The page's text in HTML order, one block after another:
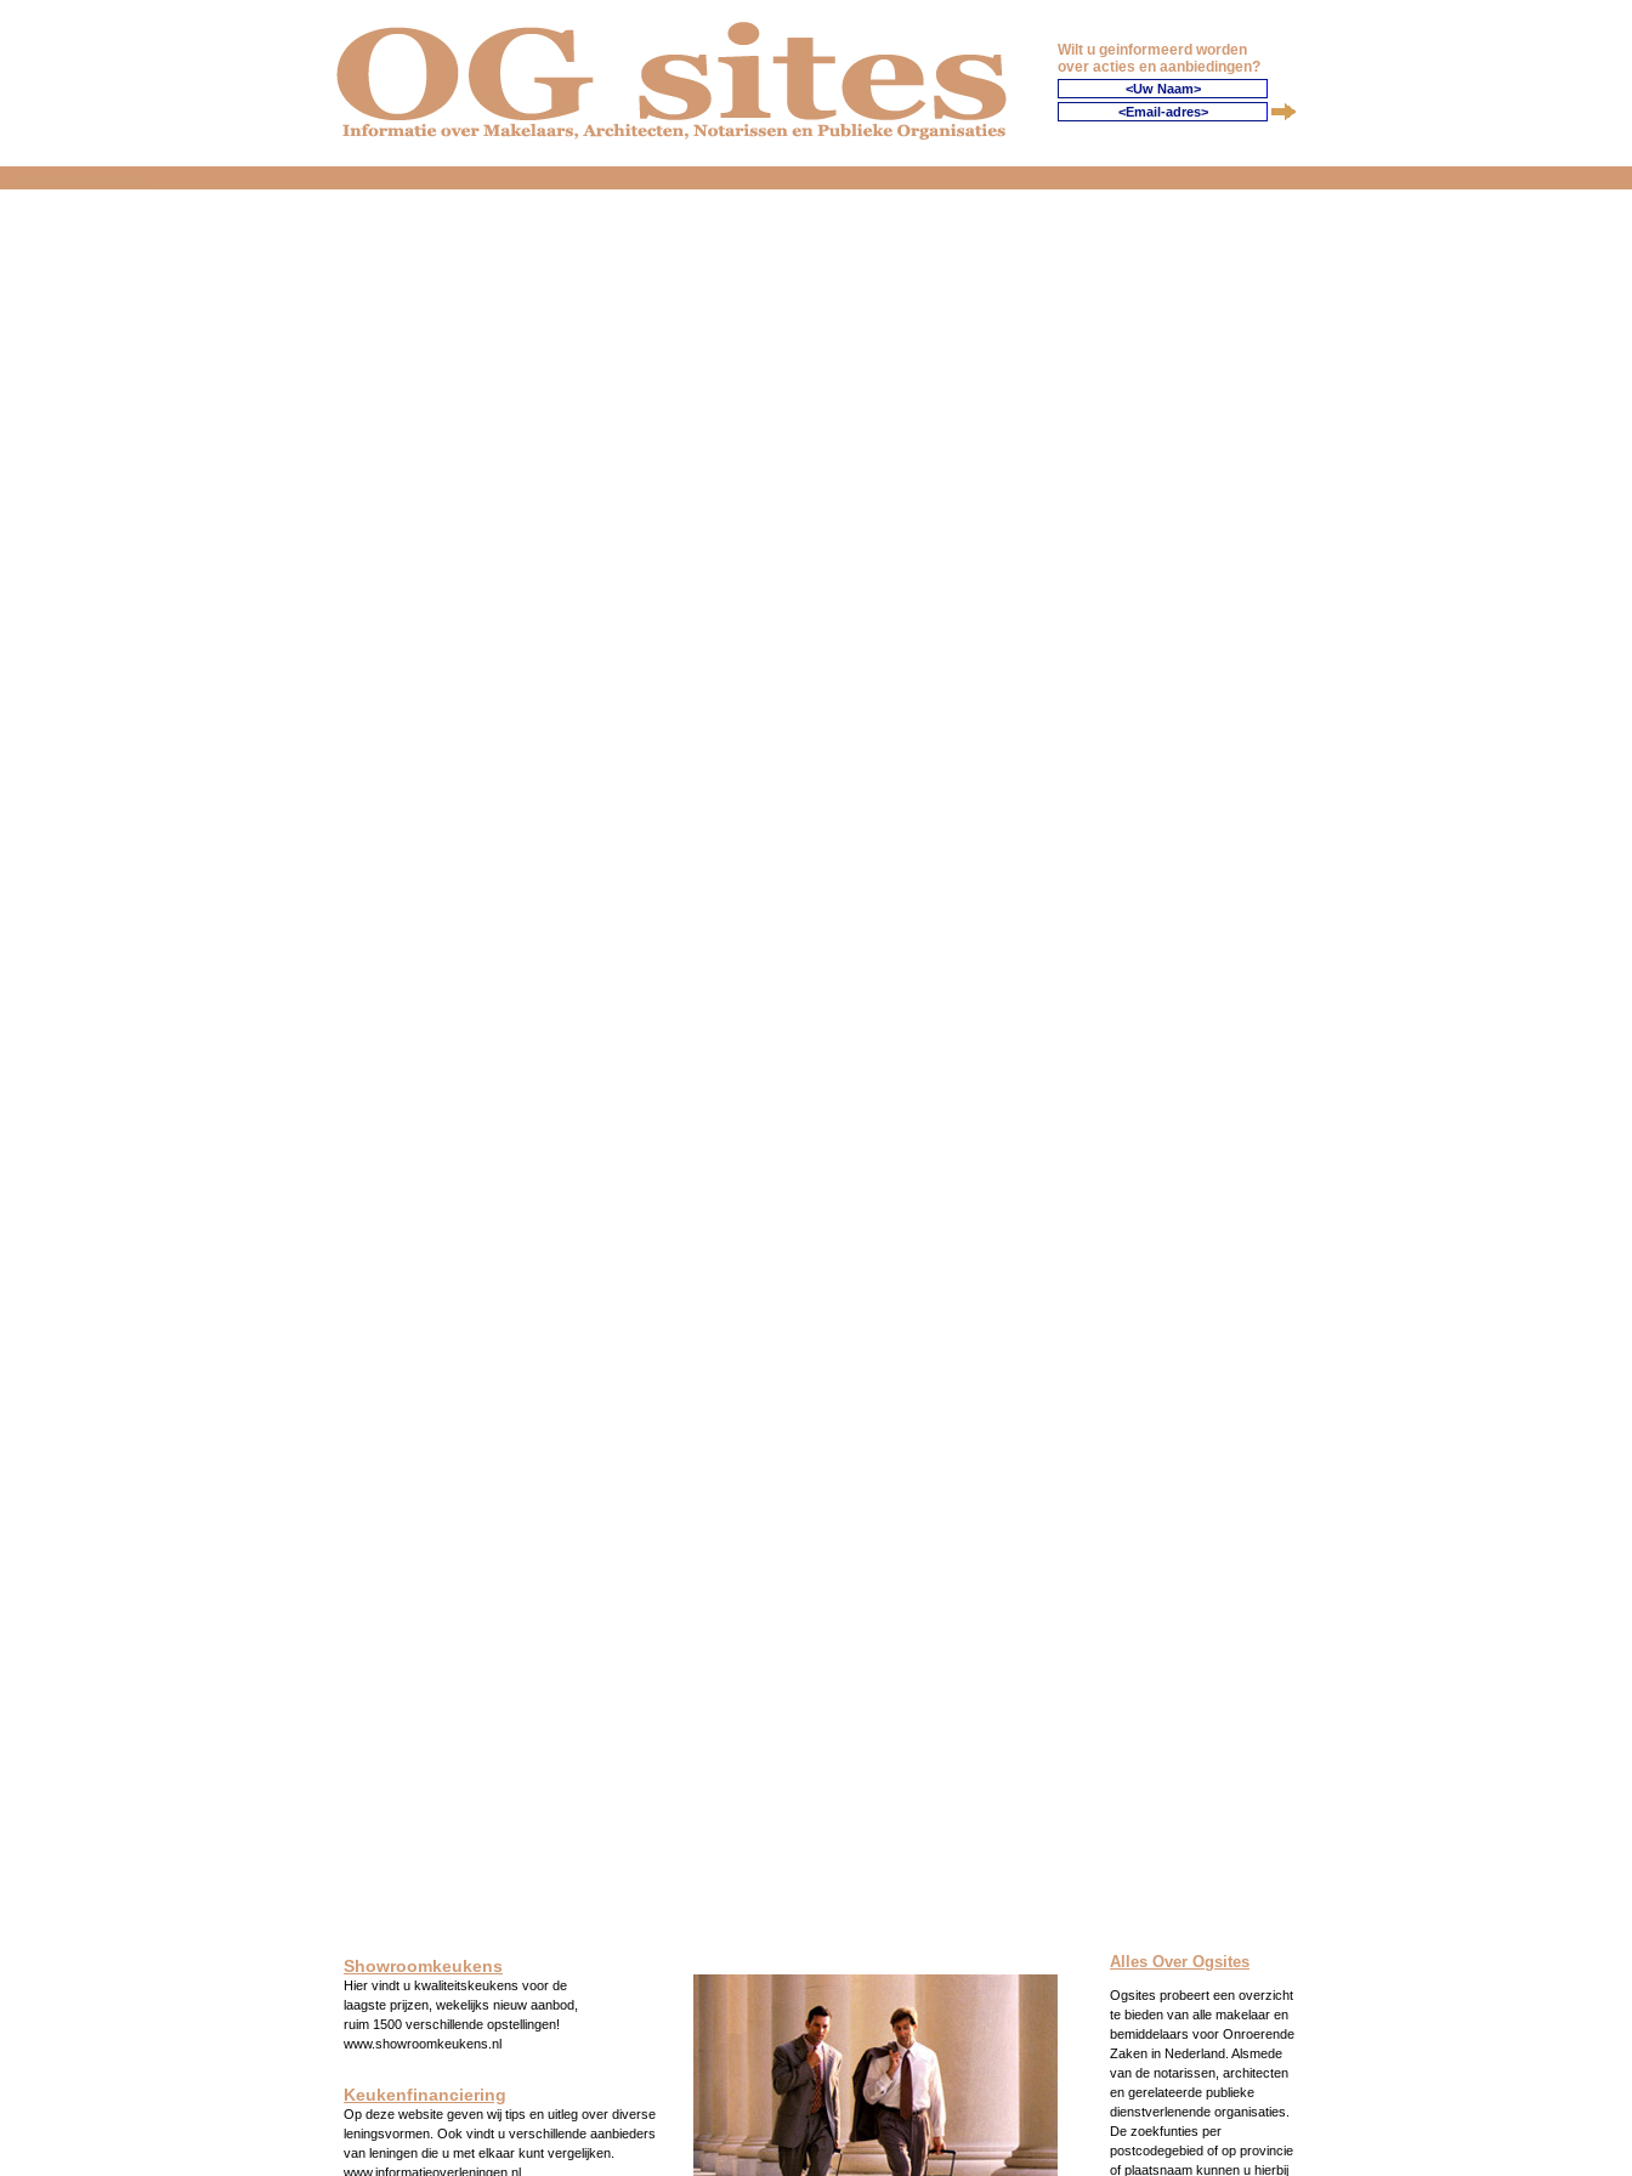
Wilt u geinformeerd worden
over acties en aanbiedingen?
Showroomkeukens
Hier vindt u kwaliteitskeukens voor de
laagste prijzen, wekelijks nieuw aanbod,
ruim 1500 verschillende opstellingen!
www.showroomkeukens.nl
Keukenfinanciering
Op deze website geven wij tips en uitleg over diverse
leningsvormen. Ook vindt u verschillende aanbieders
van leningen die u met elkaar kunt vergelijken.
www.informatieoverleningen.nl
Alles Over Ogsites
Ogsites probeert een overzicht
te bieden van alle makelaar en
bemiddelaars voor Onroerende
Zaken in Nederland. Alsmede
van de notarissen, architecten
en gerelateerde publieke
dienstverlenende organisaties.
De zoekfunties per
postcodegebied of op provincie
of plaatsnaam kunnen u hierbij